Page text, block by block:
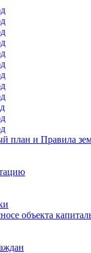
план и Правила
объекта